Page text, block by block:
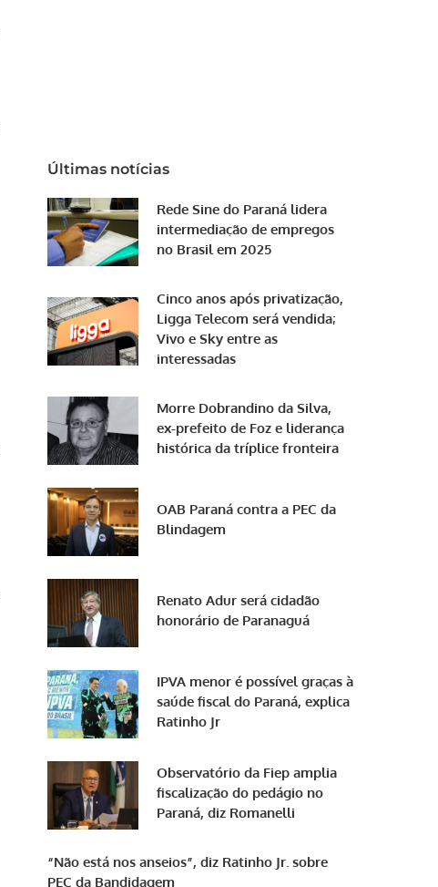
Últimas notícias
Rede Sine do Paraná lidera
intermediação de empregos
no Brasil em 2025
Cinco anos após privatização,
Ligga Telecom será vendida;
Vivo e Sky entre as
interessadas
Morre Dobrandino da Silva,
ex-prefeito de Foz e liderança
histórica da tríplice fronteira
OAB Paraná contra a PEC da
Blindagem
Renato Adur será cidadão
honorário de Paranaguá
IPVA menor é possível graças à
saúde fiscal do Paraná, explica
Ratinho Jr
Observatório da Fiep amplia
fiscalização do pedágio no
Paraná, diz Romanelli
“Não está nos anseios”, diz Ratinho Jr. sobre
PEC da Bandidagem